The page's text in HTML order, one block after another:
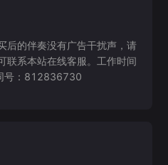
后的伴奏没有广告干扰声，请
联系本站在线客服。工作时间
号：812836730